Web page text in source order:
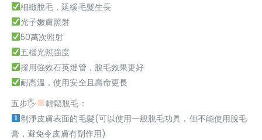
細緻脫毛，延緩毛髮生長
光子嫩膚照射
50萬次照射
五檔光照強度
採用強效石英燈管，脫毛效果更好
耐高溫，使用安全且壽命更長
五步🖐
輕鬆脫毛：
剃淨皮膚表面的毛髮(可以使用一般脫毛功具，但不能使用脫毛
膏，避免令皮膚有副作用)